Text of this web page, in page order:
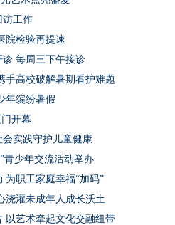
访工作
院检验再提速
每周三下午接诊
手高校破解暑期看护难题
年缤纷暑假
开幕
实践守护儿童健康
青少年交流活动举办
为职工家庭幸福“加码”
浇灌未成年人成长沃土
以艺术牵起文化交融纽带